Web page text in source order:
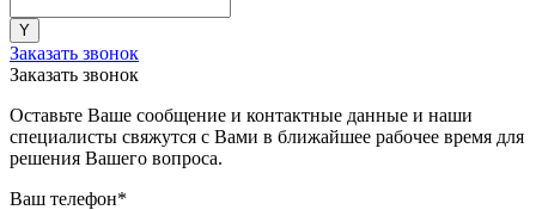
Заказать звонок
Заказать звонок
Оставьте Ваше сообщение и контактные данные и наши
специалисты свяжутся с Вами в ближайшее рабочее время для
решения Вашего вопроса.
Ваш телефон*